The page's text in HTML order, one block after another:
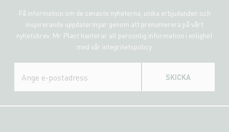
Få information om de senaste nyheterna, unika erbjudanden och
inspirerande uppdateringar genom att prenumerera på vårt
nyhetsbrev. Mr Plant hanterar all personlig information i enlighet
med vår integritetspolicy.
SKICKA